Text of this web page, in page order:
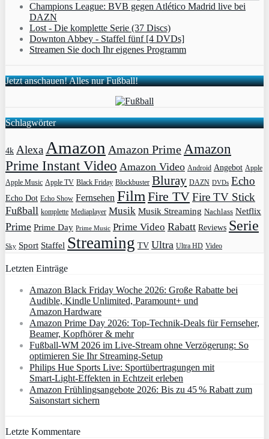
Champions League: BVB gegen Atlético Madrid live bei
DAZN
Lost - Die komplette Serie (37 Discs)
Downton Abbey - Staffel fünf [4 DVDs]
Streamen Sie doch Ihr eigenes Programm
Jetzt anschauen! Alles nur Fußball!
Schlagwörter
4k Alexa Amazon Amazon Prime Amazon
Prime Instant Video Amazon Video Android Angebot Apple
Apple Music Apple TV Black Friday Blockbuster Bluray DAZN DVDs Echo
Echo Dot Echo Show Fernsehen Film Fire TVFire TV Stick
Fußball komplette Mediaplayer Musik Musik Streaming Nachlass Netflix
Prime Prime Day Prime Music Prime Video Rabatt Reviews Serie
Sky Sport Staffel Streaming TV Ultra Ultra HD Video
Letzten Einträge
Amazon Black Friday Woche 2026: Große Rabatte bei
Audible, Kindle Unlimited, Paramount+ und
Amazon Hardware
Amazon Prime Day 2026: Top-Technik-Deals für Fernseher,
Beamer, Kopfhörer & mehr
Fußball-WM 2026 im Live-Stream ohne Verzögerung: So
optimieren Sie Ihr Streaming-Setup
Philips Hue Sports Live: Sportübertragungen mit
Smart‑Light‑Effekten in Echtzeit erleben
Amazon Frühlingsangebote 2026: Bis zu 45 % Rabatt zum
Saisonstart sichern
Letzte Kommentare